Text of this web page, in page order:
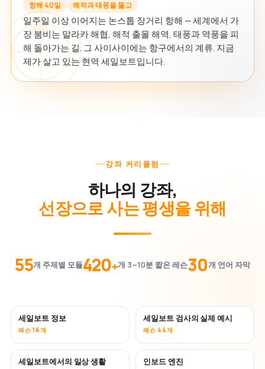
항해 40일 해적과 태풍을 뚫고
일주일 이상 이어지는 논스톱 장거리 항해 — 세계에서 가
장 붐비는 말라카 해협, 해적 출몰 해역, 태풍과 역풍을 피
해 돌아가는 길. 그 사이사이에는 항구에서의 계류. 지금
제가 살고 있는 현역 세일보트입니다.
강좌 커리큘럼
하나의 강좌,
선장으로 사는 평생을 위해
55개 주제별 모듈420+개 3~10분 짧은 레슨30개 언어 자막
세일보트 정보
레슨 16개
세일보트 검사의 실제 예시
레슨 44개
세일보트에서의 일상 생활 인보드 엔진